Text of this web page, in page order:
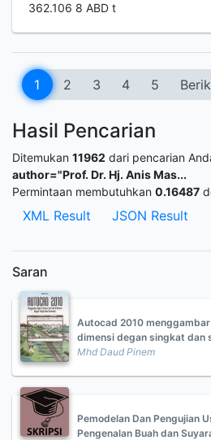
362.106 8 ABD t
1 2 3 4 5
Hasil Pencarian
Ditemukan 11962 dari pencarian
author="Prof. Dr. Hj. Anis Mas...
Permintaan membutuhkan 0.16487
XML Result JSON Result
Saran
Autocad 2010
dimensi degan singkat dan
Mhd Daud Pinem
Pemodelan Dan Pengujian
Pengenalan Buah dan